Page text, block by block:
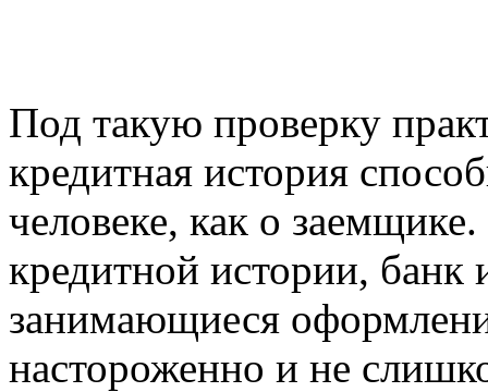
Под такую проверку
кредитная история
человеке, как о
кредитной истории, банк
занимающиеся
настороженно и не